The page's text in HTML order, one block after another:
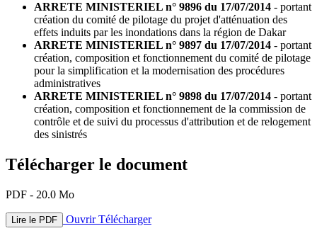
ARRETE MINISTERIEL n° 9896 du 17/07/2014 - portant
création du comité de pilotage du projet d'atténuation des
effets induits par les inondations dans la région de Dakar
ARRETE MINISTERIEL n° 9897 du 17/07/2014 - portant
création, composition et fonctionnement du comité de pilotage
pour la simplification et la modernisation des procédures
administratives
ARRETE MINISTERIEL n° 9898 du 17/07/2014 - portant
création, composition et fonctionnement de la commission de
contrôle et de suivi du processus d'attribution et de relogement
des sinistrés
Télécharger le document
PDF - 20.0 Mo
Lire le PDF OuvrirTélécharger